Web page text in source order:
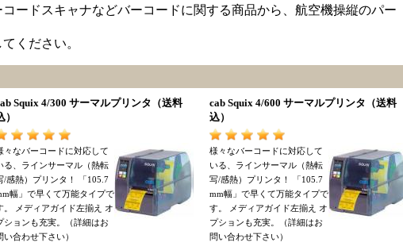
ードスキャナなどバーコードに関する商品から、航空機操縦のパー
ください。
Squix 4/300 サーマルプリンタ （送料
）
々なバーコードに対応して
る
ラインサーマル （熱転
/感熱） プリンタ ！ 「105.7
幅 」 で早くて万能タイプで
。 メディアガイド左揃え オ
ションも充実。（詳細はお
い合わせ下さい）
cab Squix 4/600 サーマルプリンタ （送料
込）
様々なバーコードに対応して
いる
ラインサーマル （熱転
写/感熱） プリンタ ！ 「105.7
mm幅 」 で早くて万能タイプで
す。 メディアガイド左揃え オ
プションも充実。（詳細はお
問い合わせ下さい）